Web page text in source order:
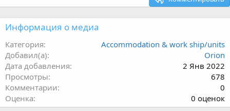
Информация о медиа
Категория
Accommodation & work ship/units
Добавил(а)
Orion
Дата добавления
2 Янв 2022
Просмотры
678
Комментарии
0
Оценка
0
.
0 оценок